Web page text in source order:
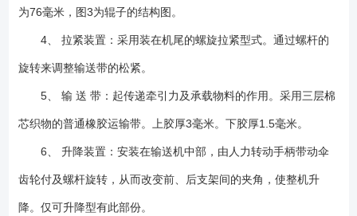
为76毫米，图3为辊子的结构图。
4、 拉紧装置：采用装在机尾的螺旋拉紧型式。通过螺杆的
旋转来调整输送带的松紧。
5、 输 送 带：起传递牵引力及承载物料的作用。采用三层棉
芯织物的普通橡胶运输带。上胶厚3毫米。下胶厚1.5毫米。
6、 升降装置：安装在输送机中部，由人力转动手柄带动伞
齿轮付及螺杆旋转，从而改变前、后支架间的夹角，使整机升
降。仅可升降型有此部份。